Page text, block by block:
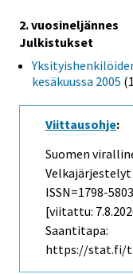
2. vuosineljännes
Julkistukset
kesäkuussa 2005
Viittausohje:
Suomen
ISSN=1798-
[viitattu:
Saantitapa:
https://stat.fi/